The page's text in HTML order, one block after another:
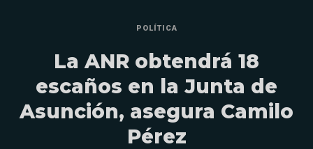
POLÍTICA
La ANR obtendrá 18
escaños en la Junta de
Asunción, asegura Camilo
Pérez